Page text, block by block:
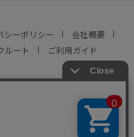
シーポリシー
会社概要
ルート ご利用ガイド
RESERVED.